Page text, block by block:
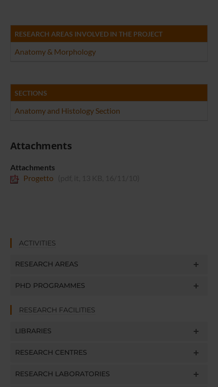
RESEARCH AREAS INVOLVED IN THE PROJECT
Anatomy & Morphology
SECTIONS
Anatomy and Histology Section
Attachments
Attachments
Progetto
ACTIVITIES
RESEARCH AREAS
PHD PROGRAMMES
RESEARCH FACILITIES
LIBRARIES
RESEARCH CENTRES
RESEARCH LABORATORIES